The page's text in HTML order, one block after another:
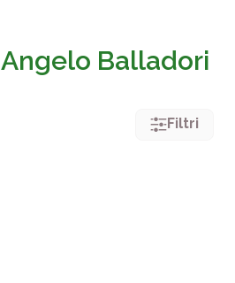
Angelo Balladori
Filtri